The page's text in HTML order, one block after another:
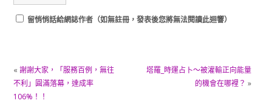
留悄悄話給網誌作者（如無註冊，發表後您將無法閱讀此迴響）
« 謝謝大家，「服務百例，無往
不利」圓滿落幕，達成率
106%！！
塔羅_時運占卜～被灌輸正向能量
的機會在哪裡？ »